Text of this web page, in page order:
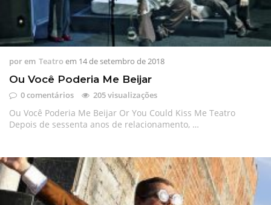
porem Teatro em 14 de setembro de 2018
Ou Você Poderia Me Beijar
0 comentários 205 visualizações
Ou Você Poderia Me Beijar Or You Could Kiss Me Teatro
Depois de sessenta anos de relacionamento, …